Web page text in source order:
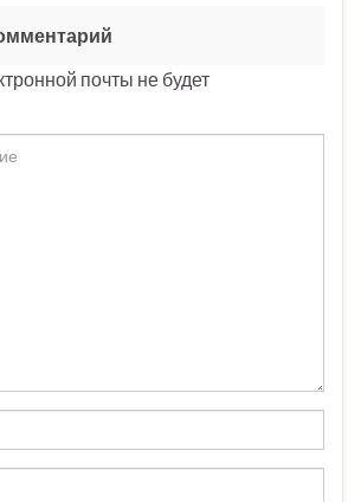
почты не будет